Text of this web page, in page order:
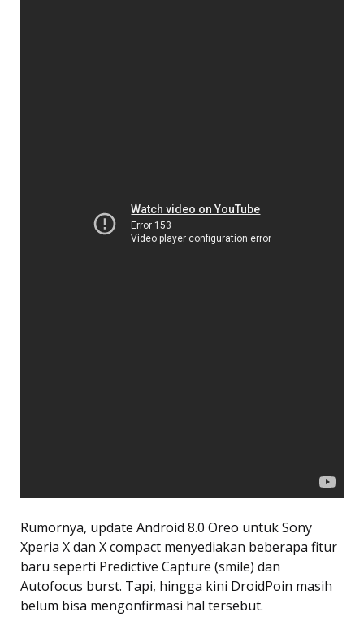
Rumornya, update Android 8.0 Oreo untuk Sony
Xperia X dan X compact menyediakan beberapa fitur
baru seperti Predictive Capture (smile) dan
Autofocus burst. Tapi, hingga kini DroidPoin masih
belum bisa mengonfirmasi hal tersebut.